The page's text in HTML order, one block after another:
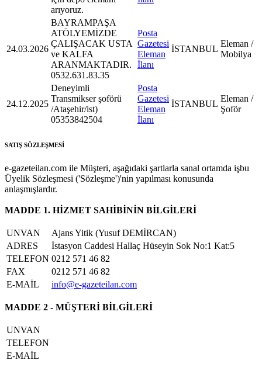
arıyoruz.
24.03.2026
BAYRAMPAŞA
ATÖLYEMİZDE
ÇALIŞACAK USTA
ve KALFA
ARANMAKTADIR.
0532.631.83.35
Posta
Gazetesi
Eleman
İlanı
İSTANBUL
Eleman /
Mobilya
24.12.2025
Deneyimli
Transmikser şoförü
/Ataşehir/ist)
05353842504
Posta
Gazetesi
Eleman
İlanı
İSTANBUL
Eleman /
Şoför
SATIŞ SÖZLEŞMESİ
e-gazeteilan.com ile Müşteri, aşağıdaki şartlarla sanal ortamda işbu
Üyelik Sözleşmesi ('Sözleşme')'nin yapılması konusunda
anlaşmışlardır.
MADDE 1. HİZMET SAHİBİNİN BİLGİLERİ
UNVAN
Ajans Yitik (Yusuf DEMİRCAN)
ADRES
İstasyon Caddesi Hallaç Hüseyin Sok No:1 Kat:5
TELEFON 0212 571 46 82
FAX
0212 571 46 82
E-MAİL
info@e-gazeteilan.com
MADDE 2 - MÜŞTERİ BİLGİLERİ
UNVAN
TELEFON
E-MAİL